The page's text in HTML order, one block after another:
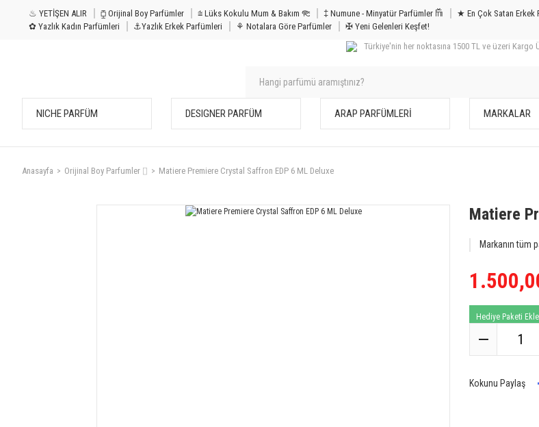
♨ YETİŞEN ALIR ⧮ Orijinal Boy Parfümler ⩭ Lüks Kokulu Mum & Bakım 𐦝 ‡ Numune - Minyatür Parfümler 𐙏 ★ En Çok Satan Erkek
✿ Yazlık Kadın Parfümleri
⚓Yazlık Erkek Parfümleri ⚘ Notalara Göre Parfümler ✠ Yeni Gelenleri Keşfet!
Türkiye'nin her noktasına 1500 TL ve üzeri Kargo
NICHE PARFÜM DESIGNER PARFÜM ARAP PARFÜMLERİ MARKALAR
Anasayfa Orijinal Boy Parfumler ⌷ Matiere Premiere Crystal Saffron EDP 6 ML Deluxe
Matiere
Markanın tüm
Hediye Paketi Ekle
Kokunu Paylaş